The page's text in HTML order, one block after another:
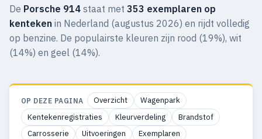
De Porsche 914 staat met 353 exemplaren op
kenteken in Nederland (augustus 2026) en rijdt volledig
op benzine. De populairste kleuren zijn rood (19%), wit
(14%) en geel (14%).
OP DEZE PAGINA Overzicht
Wagenpark
Kentekenregistraties
Kleurverdeling
Brandstof
Carrosserie
Uitvoeringen Exemplaren